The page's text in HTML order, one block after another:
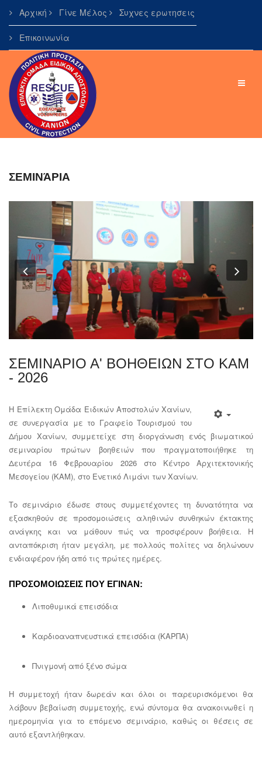
Αρχική Γίνε Μέλος Συχνες ερωτησεις
Επικοινωνία
ΣΕΜΙΝΆΡΙΑ
Previous
ΣΕΜΙΝΑΡΙΟ Α' ΒΟΗΘΕΙΩΝ ΣΤΟ ΚΑΜ
- 2026
Η Επίλεκτη Ομάδα Ειδικών Αποστολών Χανίων,
σε συνεργασία με το Γραφείο Τουρισμού του
Δήμου Χανίων, συμμετείχε στη διοργάνωση ενός βιωματικού
σεμιναρίου πρώτων βοηθειών που πραγματοποιήθηκε τη
Δευτέρα 16 Φεβρουαρίου 2026 στο Κέντρο Αρχιτεκτονικής
Μεσογείου (ΚΑΜ), στο Ενετικό Λιμάνι των Χανίων.
Το σεμινάριο έδωσε στους συμμετέχοντες τη δυνατότητα να
εξασκηθούν σε προσομοιώσεις αληθινών συνθηκών έκτακτης
ανάγκης και να μάθουν πώς να προσφέρουν βοήθεια. Η
ανταπόκριση ήταν μεγάλη, με πολλούς πολίτες να δηλώνουν
ενδιαφέρον ήδη από τις πρώτες ημέρες.
ΠΡΟΣΟΜΟΙΩΣΕΙΣ ΠΟΥ ΕΓΙΝΑΝ:
Λιποθυμικά επεισόδια
Καρδιοαναπνευστικά επεισόδια (ΚΑΡΠΑ)
Πνιγμονή από ξένο σώμα
Η συμμετοχή ήταν δωρεάν και όλοι οι παρευρισκόμενοι θα
λάβουν βεβαίωση συμμετοχής, ενώ σύντομα θα ανακοινωθεί η
ημερομηνία για το επόμενο σεμινάριο, καθώς οι θέσεις σε
αυτό εξαντλήθηκαν.